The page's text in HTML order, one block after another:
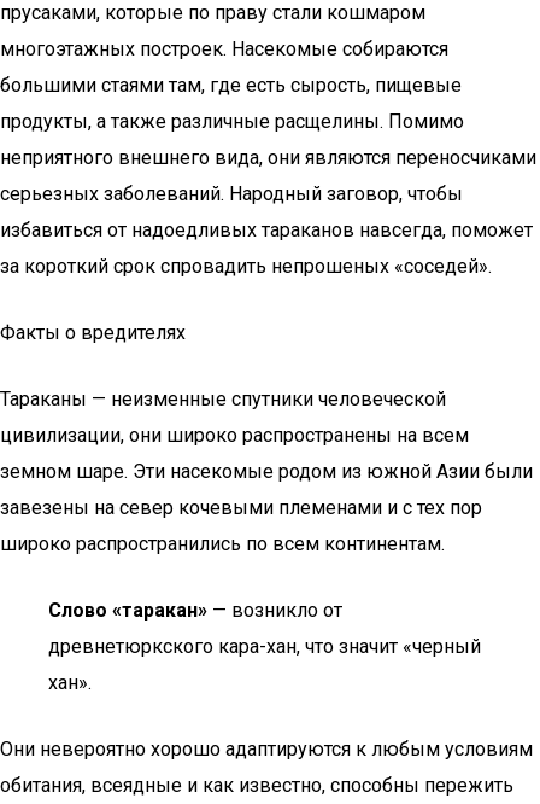
прусаками, которые по праву стали кошмаром
многоэтажных построек. Насекомые собираются
большими стаями там, где есть сырость, пищевые
продукты, а также различные расщелины. Помимо
неприятного внешнего вида, они являются переносчиками
серьезных заболеваний. Народный заговор, чтобы
избавиться от надоедливых тараканов навсегда, поможет
за короткий срок спровадить непрошеных «соседей».
Факты о вредителях
Тараканы — неизменные спутники человеческой
цивилизации, они широко распространены на всем
земном шаре. Эти насекомые родом из южной Азии были
завезены на север кочевыми племенами и с тех пор
широко распространились по всем континентам.
Слово «таракан» — возникло от
древнетюркского кара-хан, что значит «черный
хан».
Они невероятно хорошо адаптируются к любым условиям
обитания, всеядные и как известно, способны пережить